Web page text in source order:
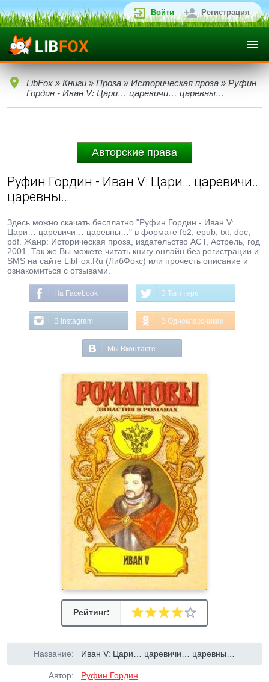
Войти Регистрация
LibFox » Книги » Проза » Историческая проза » Руфин
Гордин - Иван V: Цари… царевичи… царевны…
Авторские права
Руфин Гордин - Иван V: Цари… царевичи…
царевны…
Здесь можно скачать бесплатно "Руфин Гордин - Иван V:
Цари… царевичи… царевны…" в формате fb2, epub, txt, doc,
pdf. Жанр: Историческая проза, издательство ACT, Астрель, год
2001. Так же Вы можете читать книгу онлайн без регистрации и
SMS на сайте LibFox.Ru (ЛибФокс) или прочесть описание и
ознакомиться с отзывами.
На Facebook В Твиттере
В Instagram В Одноклассниках
Мы Вконтакте
Рейтинг:
Название: Иван V: Цари… царевичи… царевны…
Автор: Руфин Гордин